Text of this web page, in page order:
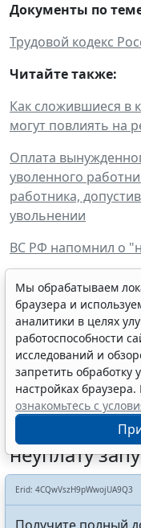
Документы по
Трудовой кодекс
Читайте также:
Как сложившиеся в
могут повлиять на
Оплата
уволенного
работника,
увольнении
ВС РФ напомнил о
Суд: если
пределами
сверхурочные не
Сервис
неуплату
Мы обрабатываем
браузера и
аналитики в целях
работоспособности
исследований и
запретить обработку
настройках
ознакомьтесь с
Erid: 4CQwVszH9pWwojUA9Q3